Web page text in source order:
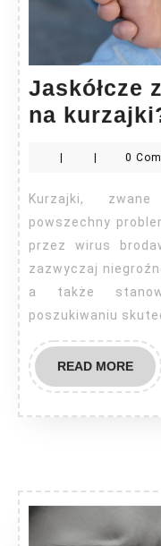
Jaskółcze
na
0
Kurzajki, zwane również brodawkami, to
powszechny
przez wirus
zazwyczaj
a także
poszukiwaniu
READ MOREREAD